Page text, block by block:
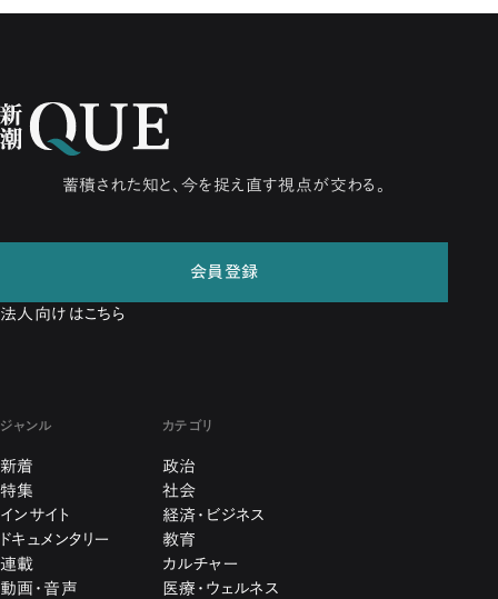
蓄積された知と、今を捉え直す視点が交わる。
会員登録
法人向けはこちら
ジャンル
新着
特集
インサイト
ドキュメンタリー
連載
動画・音声
カテゴリ
政治
社会
経済・ビジネス
教育
カルチャー
医療・ウェルネス